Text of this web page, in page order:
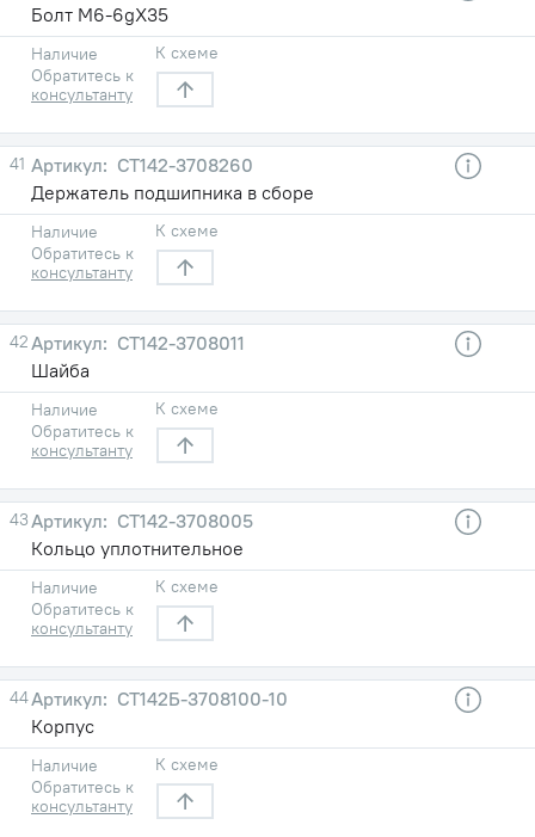
Болт М6-6gХ35
Наличие
Обратитесь к
консультанту
К схеме
41
СТ142-3708260
Держатель подшипника в сборе
Наличие
Обратитесь к
консультанту
К схеме
42
СТ142-3708011
Шайба
Наличие
Обратитесь к
консультанту
К схеме
43
СТ142-3708005
Кольцо уплотнительное
Наличие
Обратитесь к
консультанту
К схеме
44
СТ142Б-3708100-10
Корпус
Наличие
Обратитесь к
консультанту
К схеме